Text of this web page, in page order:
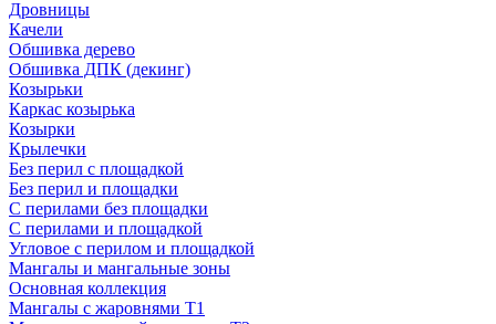
Дровницы
Качели
Обшивка дерево
Обшивка ДПК (декинг)
Козырьки
Каркас козырька
Козырки
Крылечки
Без перил с площадкой
Без перил и площадки
С перилами без площадки
С перилами и площадкой
Угловое с перилом и площадкой
Мангалы и мангальные зоны
Основная коллекция
Мангалы с жаровнями Т1